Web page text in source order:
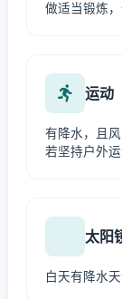
做适当锻炼，
运动
有降水，且
若坚持户外
太阳
白天有降水